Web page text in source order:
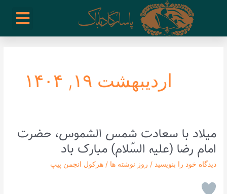
اردیبهشت ۱۹, ۱۴۰۴
میلاد با سعادت شمس الشموس، حضرت
امام رضا (علیه السّلام) مبارک باد
دیدگاه‌ خود را بنویسید / روز نوشته ها /هرکول انجمن پیپ
میلاد
با
سعادت
شمس
حضرت